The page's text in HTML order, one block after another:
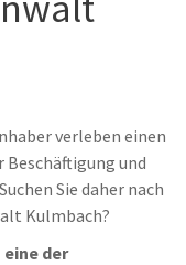
verleben einen
Beschäftigung und
Sie daher nach
Kulmbach?
der